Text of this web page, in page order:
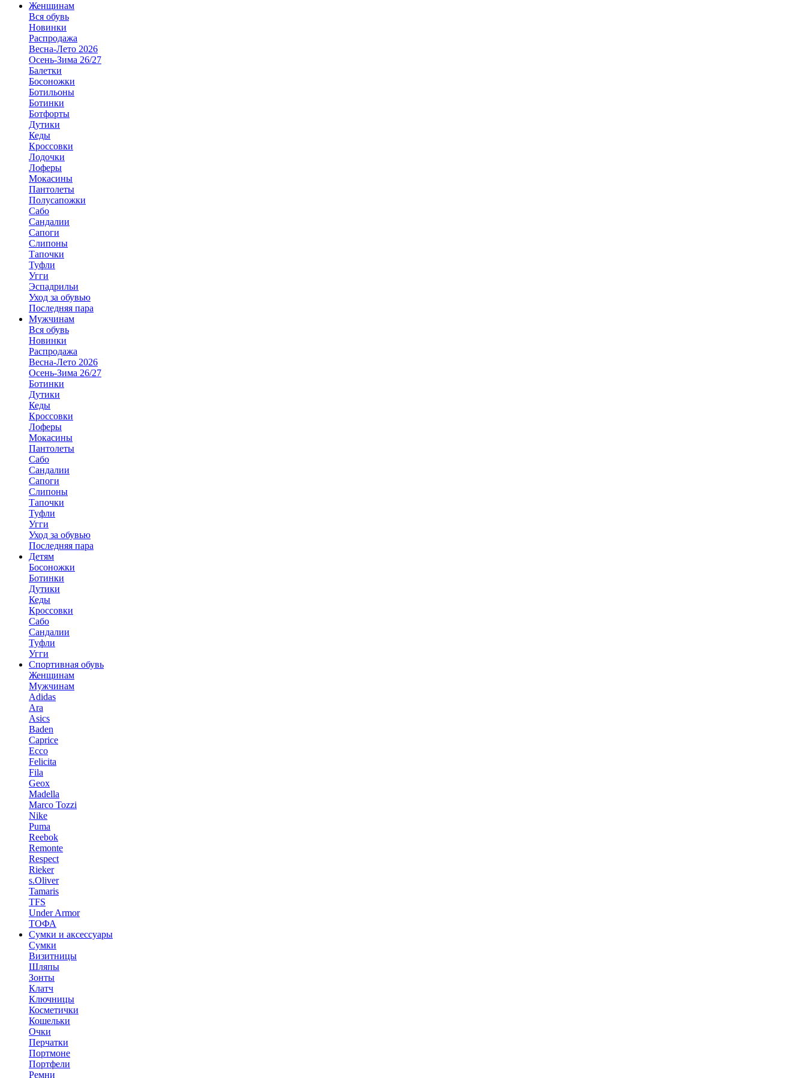
Женщинам
Вся обувь
Новинки
Распродажа
Весна-Лето 2026
Осень-Зима 26/27
Балетки
Босоножки
Ботильоны
Ботинки
Ботфорты
Дутики
Кеды
Кроссовки
Лодочки
Лоферы
Мокасины
Пантолеты
Полусапожки
Сабо
Сандалии
Сапоги
Слипоны
Тапочки
Туфли
Угги
Эспадрильи
Уход за обувью
Последняя пара
Мужчинам
Вся обувь
Новинки
Распродажа
Весна-Лето 2026
Осень-Зима 26/27
Ботинки
Дутики
Кеды
Кроссовки
Лоферы
Мокасины
Пантолеты
Сабо
Сандалии
Сапоги
Слипоны
Тапочки
Туфли
Угги
Уход за обувью
Последняя пара
Детям
Босоножки
Ботинки
Дутики
Кеды
Кроссовки
Сабо
Сандалии
Туфли
Угги
Спортивная обувь
Женщинам
Мужчинам
Adidas
Ara
Asics
Baden
Caprice
Ecco
Felicita
Fila
Geox
Madella
Marco Tozzi
Nike
Puma
Reebok
Remonte
Respect
Rieker
s.Oliver
Tamaris
TFS
Under Armor
ТОФА
Сумки и аксессуары
Сумки
Визитницы
Шляпы
Зонты
Клатч
Ключницы
Косметички
Кошельки
Очки
Перчатки
Портмоне
Портфели
Ремни